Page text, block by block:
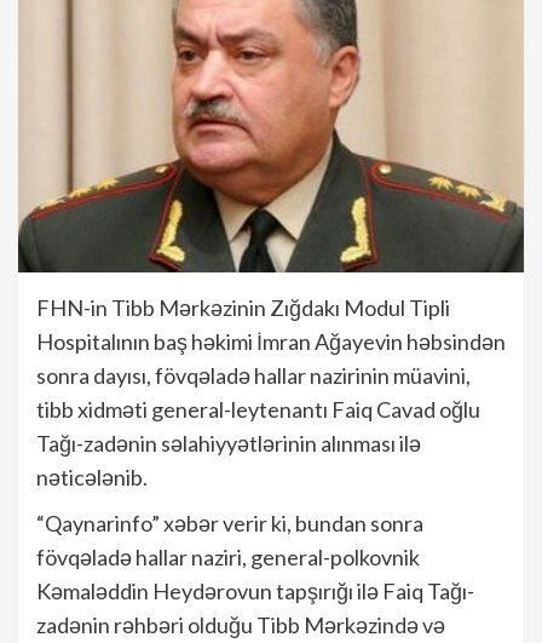
FHN-in Tibb Mərkəzinin Zığdakı Modul Tipli
Hospitalının baş həkimi İmran Ağayevin həbsindən
sonra dayısı, fövqəladə hallar nazirinin müavini,
tibb xidməti general-leytenantı Faiq Cavad oğlu
Tağı-zadənin səlahiyyətlərinin alınması ilə
nəticələnib.
“Qaynarinfo” xəbər verir ki, bundan sonra
fövqəladə hallar naziri, general-polkovnik
Kəmaləddin Heydərovun tapşırığı ilə Faiq Tağı-
zadənin rəhbəri olduğu Tibb Mərkəzində və